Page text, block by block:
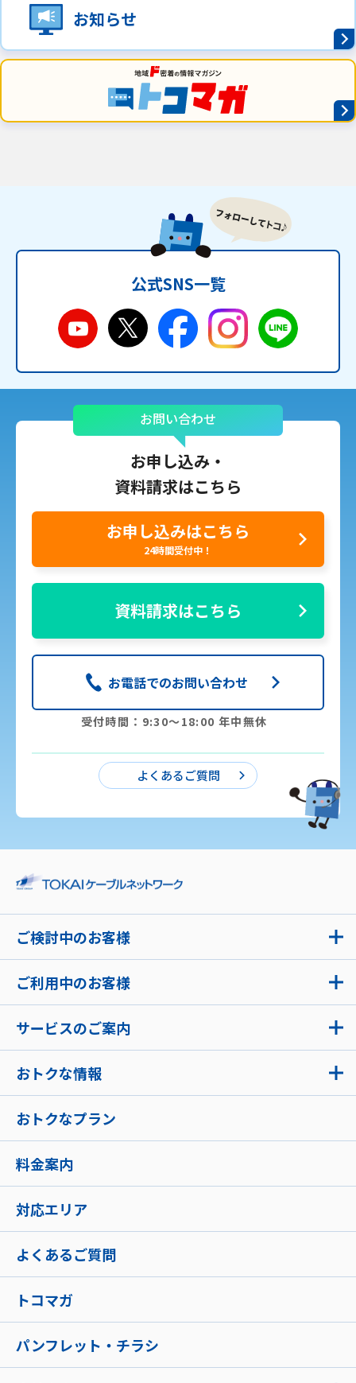
お知らせ
公式SNS一覧
お問い合わせ
お申し込み・
資料請求はこちら
お申し込みはこちら
24時間受付中！
資料請求はこちら
お電話でのお問い合わせ
受付時間：9:30〜18:00 年中無休
よくあるご質問
ご検討中のお客様
ご利用中のお客様
サービスのご案内
おトクな情報
おトクなプラン
料金案内
対応エリア
よくあるご質問
トコマガ
パンフレット・チラシ